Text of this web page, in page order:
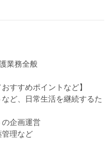
業務全般
すすめポイントなど】
ど、日常生活を継続するた
の企画運営
管理など